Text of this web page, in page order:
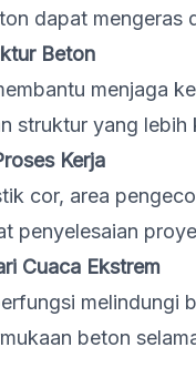
dapat mengeras
Beton
menjaga
struktur yang lebih
Kerja
cor, area
penyelesaian
Cuaca Ekstrem
melindungi
beton